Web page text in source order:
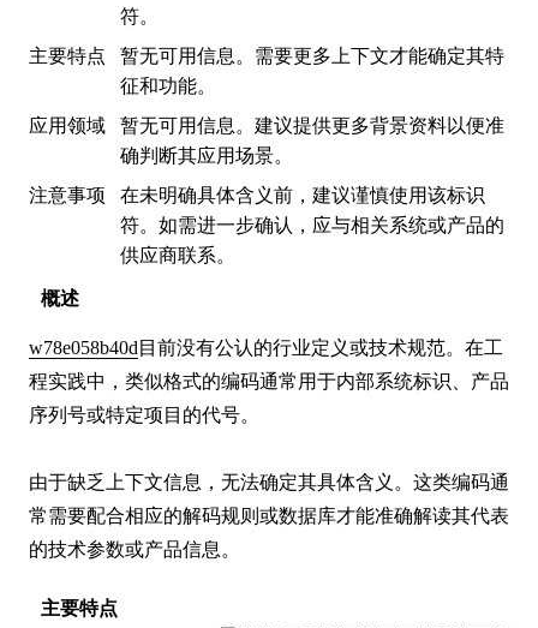
概述
w78e058b40d 目前没有公认的行业定义或技术规范。在工
程实践中，类似格式的编码通常用于内部系统标识、产品
序列号或特定项目的代号。
由于缺乏上下文信息，无法确定其具体含义。这类编码通
常需要配合相应的解码规则或数据库才能准确解读其代表
的技术参数或产品信息。
主要特点
符。
主要特点
暂无可用信息。需要更多上下文才能确定其特
征和功能。
应用领域
暂无可用信息。建议提供更多背景资料以便准
确判断其应用场景。
注意事项
在未明确具体含义前，建议谨慎使用该标识
符。如需进一步确认，应与相关系统或产品的
供应商联系。